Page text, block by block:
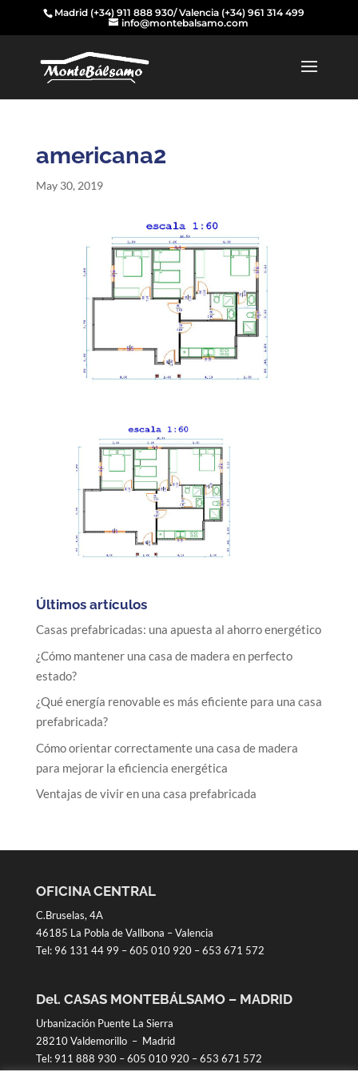
Madrid (+34) 911 888 930/ Valencia (+34) 961 314 499
info@montebalsamo.com
americana2
May 30, 2019
Últimos artículos
Casas prefabricadas: una apuesta al ahorro energético
¿Cómo mantener una casa de madera en perfecto
estado?
¿Qué energía renovable es más eficiente para una casa
prefabricada?
Cómo orientar correctamente una casa de madera
para mejorar la eficiencia energética
Ventajas de vivir en una casa prefabricada
OFICINA CENTRAL
C.Bruselas, 4A
46185 La Pobla de Vallbona – Valencia
Tel: 96 131 44 99 –605 010 920–653 671 572
Del. CASAS MONTEBÁLSAMO – MADRID
Urbanización Puente La Sierra
28210 Valdemorillo – Madrid
Tel: 911 888 930–605 010 920–653 671 572